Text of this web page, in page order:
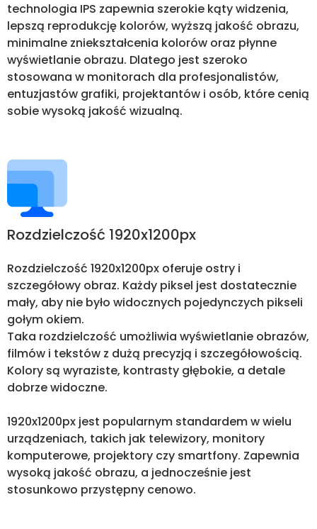
technologia IPS zapewnia szerokie kąty widzenia,
lepszą reprodukcję kolorów, wyższą jakość obrazu,
minimalne zniekształcenia kolorów oraz płynne
wyświetlanie obrazu. Dlatego jest szeroko
stosowana w monitorach dla profesjonalistów,
entuzjastów grafiki, projektantów i osób, które cenią
sobie wysoką jakość wizualną.
Rozdzielczość 1920x1200px
Rozdzielczość 1920x1200px oferuje ostry i
szczegółowy obraz. Każdy piksel jest dostatecznie
mały, aby nie było widocznych pojedynczych pikseli
gołym okiem.
Taka rozdzielczość umożliwia wyświetlanie obrazów,
filmów i tekstów z dużą precyzją i szczegółowością.
Kolory są wyraziste, kontrasty głębokie, a detale
dobrze widoczne.
1920x1200px jest popularnym standardem w wielu
urządzeniach, takich jak telewizory, monitory
komputerowe, projektory czy smartfony. Zapewnia
wysoką jakość obrazu, a jednocześnie jest
stosunkowo przystępny cenowo.